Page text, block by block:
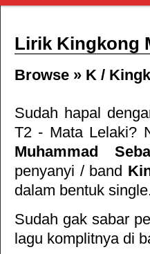
Lirik Kingkong
Browse » K /
Sudah hapal
T2 - Mata Lelaki?
Muhammad
penyanyi / band
dalam bentuk
Sudah gak sabar
lagu komplitnya di